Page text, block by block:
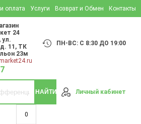
оплата Услуги Возврат и Обмен Контакты
24
,ул.
11 , ТК
23м
ПН-ВС: С 8:30 ДО 19:00
НАЙТИ Личный кабинет
0